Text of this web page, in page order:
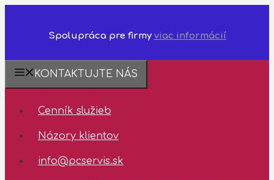
Spolupráca pre firmy viac informácií
Preskočiť
❗️Dostupnosť
technickej
KONTAKTUJTE NÁS
Cenník služieb
Názory klientov
info@pcservis.sk